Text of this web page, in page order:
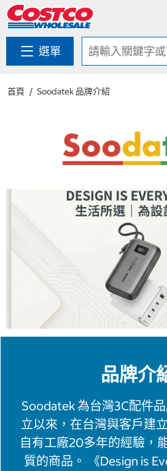
至
內
容
至
導
覽
單
選單
首頁 Soodatek 品牌介紹
品牌介
Soodatek 為台灣3C配件
立以來，在台灣與客戶建
自有工廠20多年的經驗，
質的商品。 《Design is